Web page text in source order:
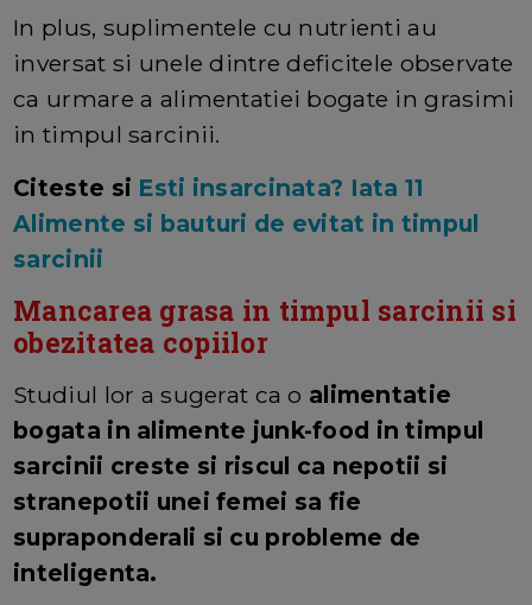
In plus, suplimentele cu nutrienti au
inversat si unele dintre deficitele observate
ca urmare a alimentatiei bogate in grasimi
in timpul sarcinii.
Citeste si Esti insarcinata? Iata 11
Alimente si bauturi de evitat in timpul
sarcinii
Mancarea grasa in timpul sarcinii si
obezitatea copiilor
Studiul lor a sugerat ca o alimentatie
bogata in alimente junk-food in timpul
sarcinii creste si riscul ca nepotii si
stranepotii unei femei sa fie
supraponderali si cu probleme de
inteligenta.